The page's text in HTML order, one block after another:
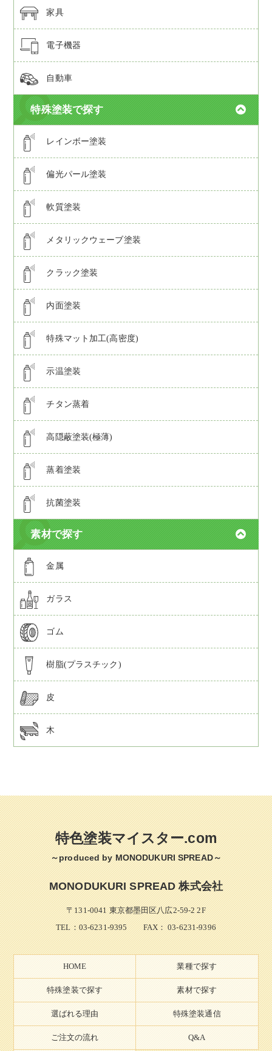
家具
電子機器
自動車
特殊塗装で探す
レインボー塗装
偏光パール塗装
軟質塗装
メタリックウェーブ塗装
クラック塗装
内面塗装
特殊マット加工(高密度)
示温塗装
チタン蒸着
高隠蔽塗装(極薄)
蒸着塗装
抗菌塗装
素材で探す
金属
ガラス
ゴム
樹脂(プラスチック)
皮
木
特色塗装マイスター.com
～produced by MONODUKURI SPREAD～
MONODUKURI SPREAD 株式会社
〒131-0041 東京都墨田区八広2-59-2 2F
TEL：03-6231-9395FAX： 03-6231-9396
HOME 業種で探す
特殊塗装で探す 素材で探す
選ばれる理由 特殊塗装通信
ご注文の流れ Q&A